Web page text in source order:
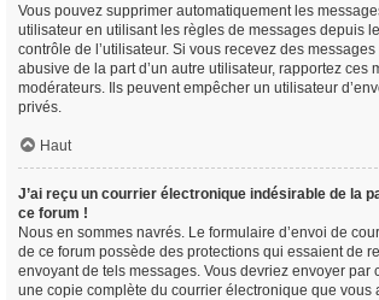
Vous pouvez supprimer automatiquement les
utilisateur en utilisant les règles de messages depuis
contrôle de l’utilisateur. Si vous recevez des
abusive de la part d’un autre utilisateur, rapportez ces
modérateurs. Ils peuvent empêcher un utilisateur
privés.
Haut
J’ai reçu un courrier électronique indésirable de la
ce forum !
Nous en sommes navrés. Le formulaire d’envoi de
de ce forum possède des protections qui essaient de
envoyant de tels messages. Vous devriez envoyer par
une copie complète du courrier électronique que vous